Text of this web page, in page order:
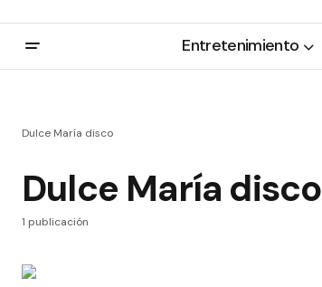
Entretenimiento
Dulce María disco
Dulce María disco
1 publicación